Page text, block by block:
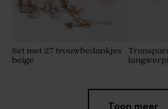
Set met 27 trouwbedankjes
beige
Toon meer